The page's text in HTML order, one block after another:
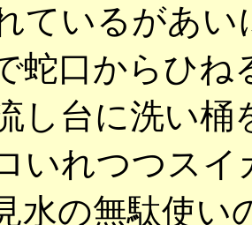
ているがあ
蛇口からひね
し台に洗い
いれつつス
水の無駄使